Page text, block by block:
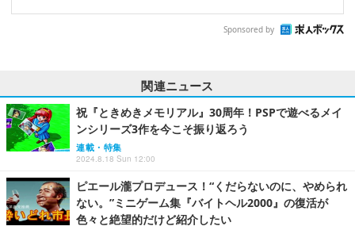
Sponsored by
関連ニュース
祝『ときめきメモリアル』30周年！PSPで遊べるメイ
ンシリーズ3作を今こそ振り返ろう
連載・特集
2024.8.18 Sun 12:00
ピエール瀧プロデュース！“くだらないのに、やめられ
ない。”ミニゲーム集『バイトヘル2000』の復活が
色々と絶望的だけど紹介したい